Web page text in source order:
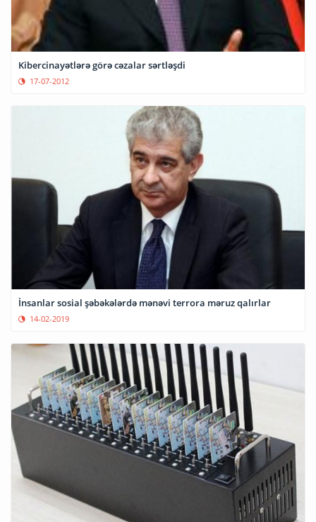
Kibercinayətlərə görə cəzalar sərtləşdi
17-07-2012
İnsanlar sosial şəbəkələrdə mənəvi terrora məruz qalırlar
14-02-2019